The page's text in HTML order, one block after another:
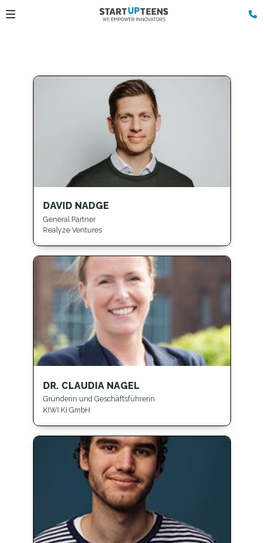
DAVID NADGE
General Partner
Realyze Ventures
DR. CLAUDIA NAGEL
Gründerin und Geschäftsführerin
KIWI.KI GmbH